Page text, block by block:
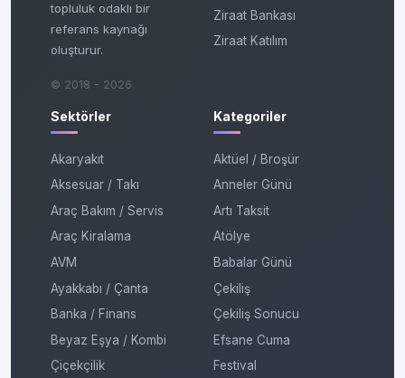
topluluk odaklı bir
referans kaynağı
oluşturur.
© 2018 - 2026
Ziraat Bankası
Ziraat Katılım
Sektörler
Akaryakıt
Aksesuar / Takı
Araç Bakım / Servis
Araç Kiralama
AVM
Ayakkabı / Çanta
Banka / Finans
Beyaz Eşya / Kombi
Çiçekçilik
Kategoriler
Aktüel / Broşür
Anneler Günü
Artı Taksit
Atölye
Babalar Günü
Çekiliş
Çekiliş Sonucu
Efsane Cuma
Festival